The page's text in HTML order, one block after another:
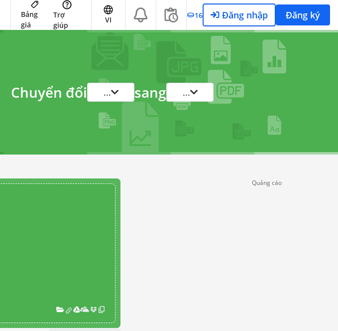
Bảng
giá
Trợ
giúp
VI 16 Đăng nhập Đăng ký
Chuyển đổi ... sang ...
Quảng cáo